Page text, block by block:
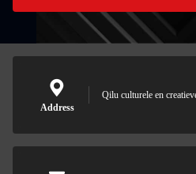
Address
Qilu culturele en